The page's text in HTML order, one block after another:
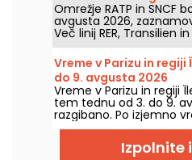
Omrežje RATP in SNCF
avgusta 2026,
Več linij RER, Transilien
zaradi del in prekinitv,
si pri načrtovanju
Vreme v Parizu in
do 9. avgusta 2026
Vreme v Parizu in regiji
tem tednu od 3. do 9.
razgibano. Po izjemno
ga je zaznamovala
temperature
konec tedna vrneIzpolnite